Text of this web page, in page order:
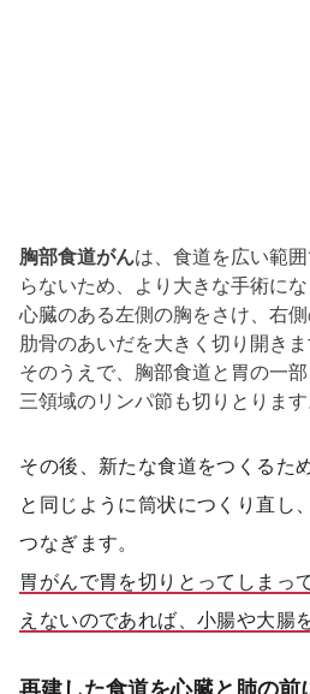
胸部食道がんは、食道を広い範
らないため、より大きな手術にな
心臓のある左側の胸をさけ、右
肋骨のあいだを大きく切り開きま
そのうえで、胸部食道と胃の一部
三領域のリンパ節も切りとります
その後、新たな食道をつくるた
と同じように筒状につくり直し
つなぎます。
胃がんで胃を切りとってしまっ
えないのであれば、小腸や大腸